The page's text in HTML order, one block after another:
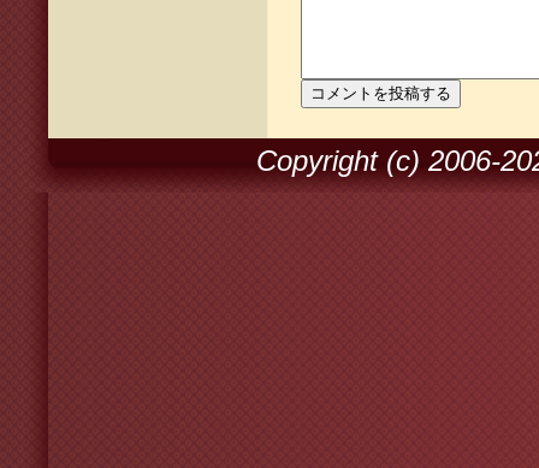
Copyright (c) 2006-